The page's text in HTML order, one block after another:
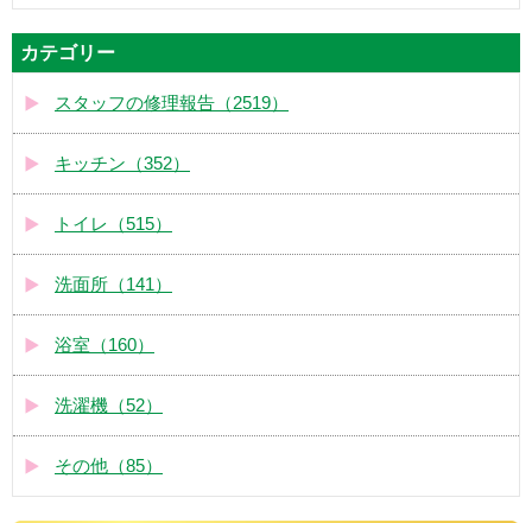
カテゴリー
スタッフの修理報告（2519）
キッチン（352）
トイレ（515）
洗面所（141）
浴室（160）
洗濯機（52）
その他（85）